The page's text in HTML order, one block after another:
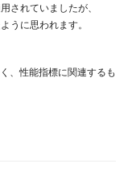
されていましたが、
うに思われます。
、性能指標に関連するも